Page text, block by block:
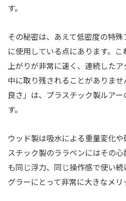
す。
その秘密は、あえて低密度の特
に使用している点にあります。
上がりが非常に速く、連続した
中に取り残されることがありま
良さ」は、プラスチック製ルア
す。
ウッド製は吸水による重量変化
スチック製のララペンにはその
も同じ浮力、同じ操作感で使い
グラーにとって非常に大きなメリ